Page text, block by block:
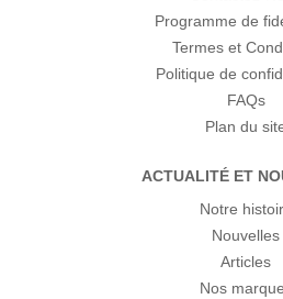
Programme de
Termes et
Politique de
FAQs
Plan du
ACTUALITÉ ET
Notre
Nouvelles
Articles
Nos